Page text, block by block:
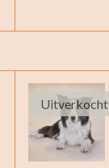
Uitverkocht